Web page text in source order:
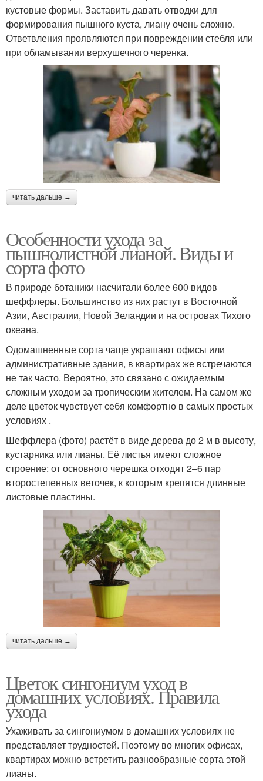
кустовые формы. Заставить давать отводки для
формирования пышного куста, лиану очень сложно.
Ответвления проявляются при повреждении стебля или
при обламывании верхушечного черенка.
читать дальше →
Особенности ухода за
пышнолистной лианой. Виды и
сорта фото
В природе ботаники насчитали более 600 видов
шеффлеры. Большинство из них растут в Восточной
Азии, Австралии, Новой Зеландии и на островах Тихого
океана.
Одомашненные сорта чаще украшают офисы или
административные здания, в квартирах же встречаются
не так часто. Вероятно, это связано с ожидаемым
сложным уходом за тропическим жителем. На самом же
деле цветок чувствует себя комфортно в самых простых
условиях .
Шеффлера (фото) растёт в виде дерева до 2 м в высоту,
кустарника или лианы. Её листья имеют сложное
строение: от основного черешка отходят 2–6 пар
второстепенных веточек, к которым крепятся длинные
листовые пластины.
читать дальше →
Цветок сингониум уход в
домашних условиях. Правила
ухода
Ухаживать за сингониумом в домашних условиях не
представляет трудностей. Поэтому во многих офисах,
квартирах можно встретить разнообразные сорта этой
лианы.